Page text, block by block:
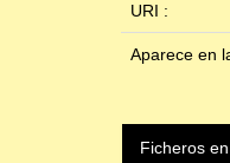
URI :
Aparece en
Ficheros